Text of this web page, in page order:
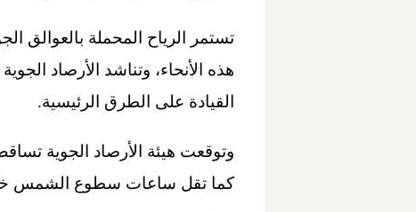
تستمر الرياح المحملة بالعوالق
هذه الأنحاء، وتناشد الأرصاد
القيادة على الطرق الرئيسية.
وتوقعت هيئة الأرصاد الجوية
كما تقل ساعات سطوع الشمس خلال